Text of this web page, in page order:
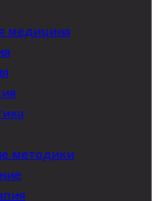
медицина
методики